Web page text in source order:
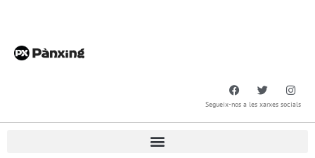
Segueix-nos a les xarxes socials